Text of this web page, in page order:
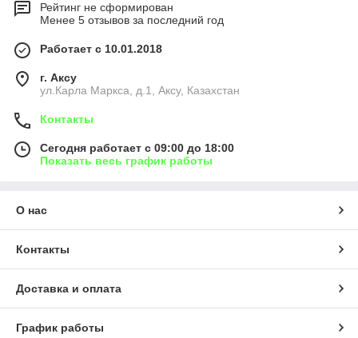
Рейтинг не сформирован
Менее 5 отзывов за последний год
Работает с 10.01.2018
г. Аксу
ул.Карла Маркса, д.1, Аксу, Казахстан
Контакты
Сегодня работает с 09:00 до 18:00
Показать весь график работы
О нас
Контакты
Доставка и оплата
График работы